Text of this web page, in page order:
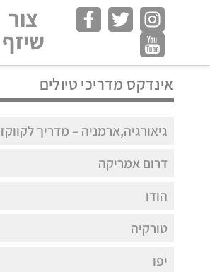
צור
שיזף
אינדקס מדריכי טיולים
גיאורגיה,ארמניה – מדריך לקווקז
דרום אמריקה
הודו
טורקיה
יפו